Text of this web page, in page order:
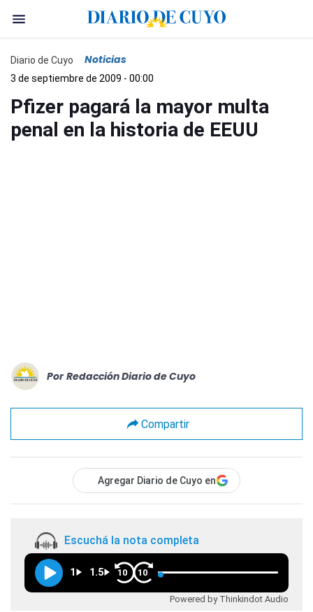
Diario de Cuyo Noticias
3 de septiembre de 2009 - 00:00
Pfizer pagará la mayor multa
penal en la historia de EEUU
Por Redacción Diario de Cuyo
Compartir
Agregar Diario de Cuyo en
Escuchá la nota completa
1 1.5 10 10
Powered by Thinkindot Audio